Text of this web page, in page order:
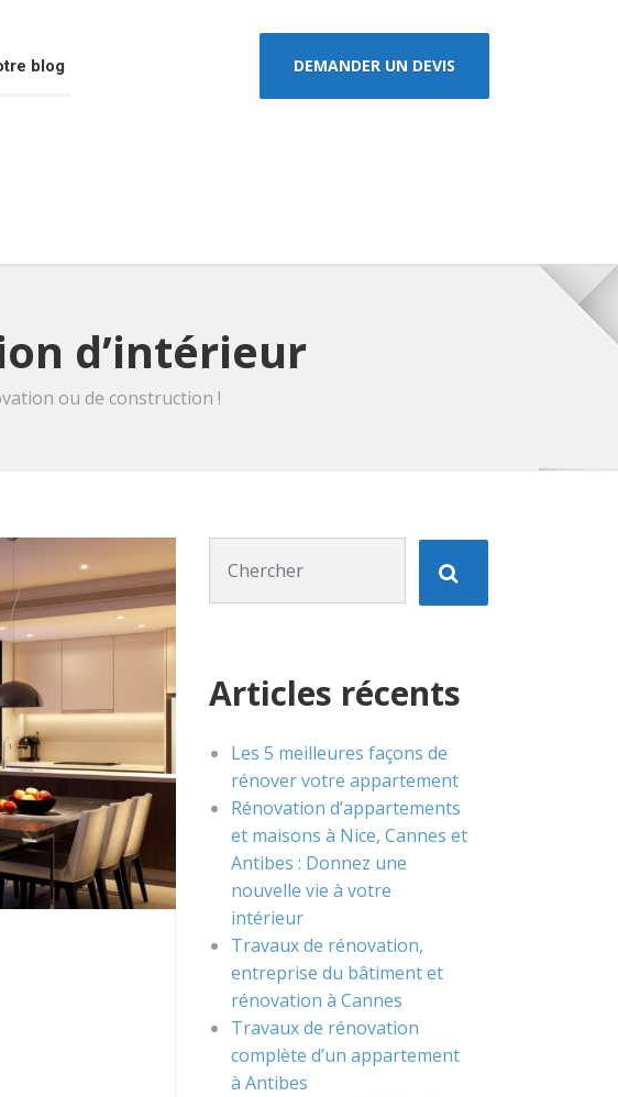
blog DEMANDER UN DEVIS
d’intérieur
ou de construction !
Articles récents
Les 5 meilleures façons de
rénover votre appartement
Rénovation d’appartements
et maisons à Nice, Cannes et
Antibes : Donnez une
nouvelle vie à votre
intérieur
Travaux de rénovation,
entreprise du bâtiment et
rénovation à Cannes
Travaux de rénovation
complète d’un appartement
à Antibes